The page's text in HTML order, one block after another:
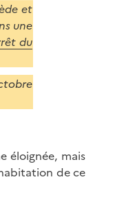
et
une
du
éloignée, mais
de ce